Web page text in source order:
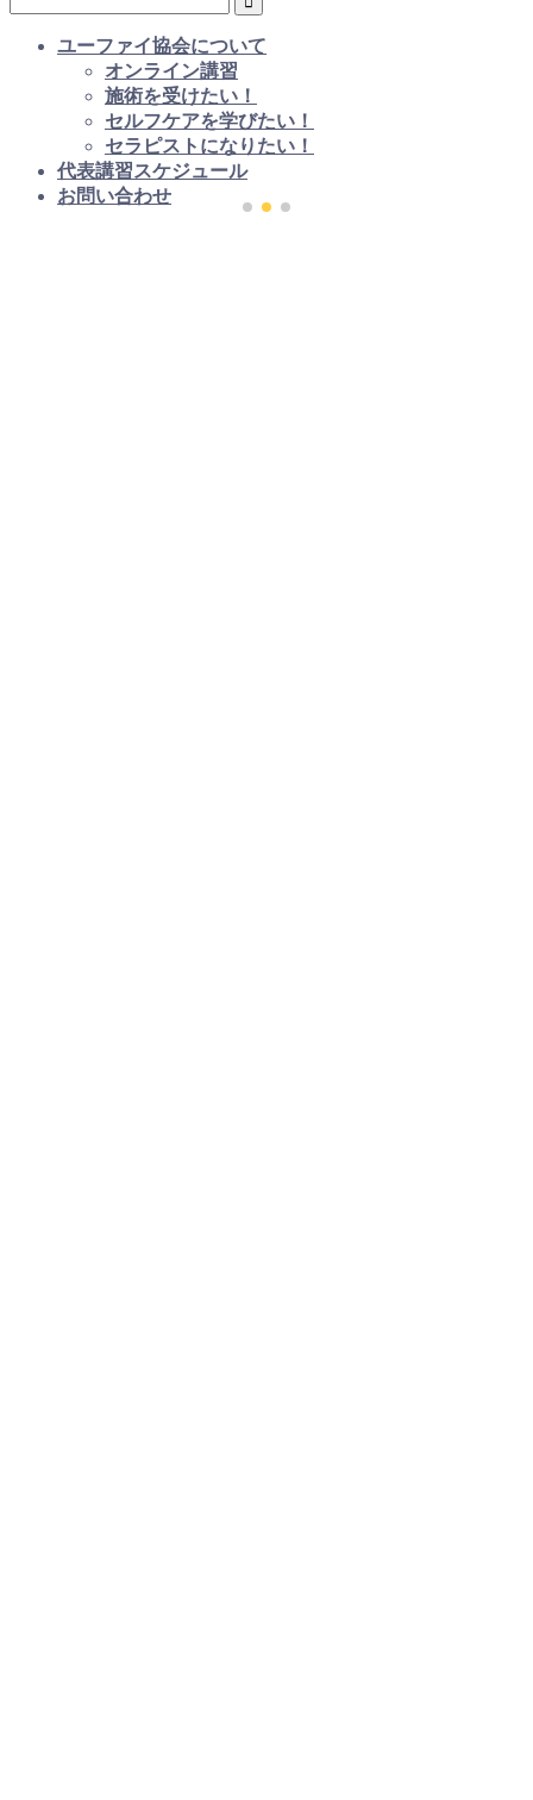
ユーファイ協会について
オンライン講習
施術を受けたい！
セルフケアを学びたい！
セラピストになりたい！
代表講習スケジュール
お問い合わせ